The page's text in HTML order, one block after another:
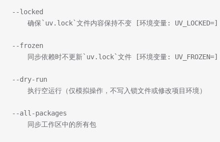
--locked
    确保`uv.lock`文件内容保持不变 [环境变量: UV_LOCKED=]
--frozen
    同步依赖时不更新`uv.lock`文件 [环境变量: UV_FROZEN=]
--dry-run
    执行空运行（仅模拟操作，不写入锁文件或修改项目环境）
--all-packages
    同步工作区中的所有包